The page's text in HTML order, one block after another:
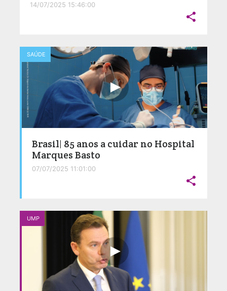
14/07/2025 15:46:00

SAÚDE
Brasil| 85 anos a cuidar no Hospital
Marques Basto
07/07/2025 11:01:00

UMP